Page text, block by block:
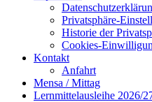
Privatsphäre-
Historie der
Cookies-
Kontakt
Anfahrt
Mensa / Mittag
Lernmittelausleihe 2026/